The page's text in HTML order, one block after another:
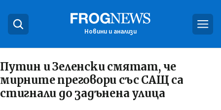
Новини и анализи
Путин и Зеленски смятат, че
мирните преговори със САЩ са
стигнали до задънена улица